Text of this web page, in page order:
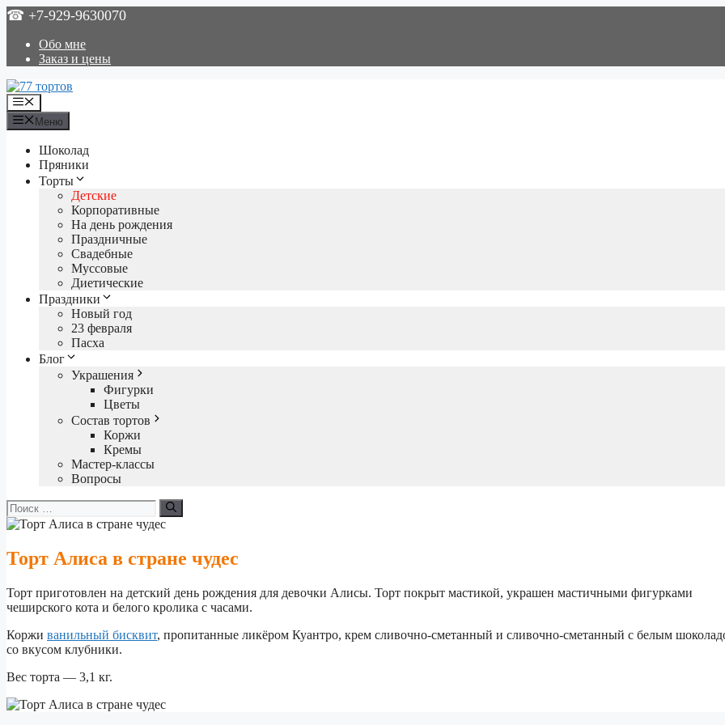
Перейти
содержимому
☎ +7-929-9630070
Обо мне
Заказ и цены
Меню
Меню
Шоколад
Пряники
Торты
Детские
Корпоративные
На день рождения
Праздничные
Свадебные
Муссовые
Диетические
Праздники
Новый год
23 февраля
Пасха
Блог
Украшения
Фигурки
Цветы
Состав тортов
Коржи
Кремы
Мастер-классы
Вопросы
Поиск:
Торт Алиса в стране чудес
Торт приготовлен на детский день рождения для девочки Алисы. Торт покрыт мастикой, украшен мастичными фигурками
чеширского кота и белого кролика с часами.
Коржи ванильный бисквит, пропитанные ликёром Куантро, крем сливочно-сметанный и сливочно-сметанный с белым
со вкусом клубники.
Вес торта — 3,1 кг.